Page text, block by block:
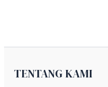
TENTANG KAMI